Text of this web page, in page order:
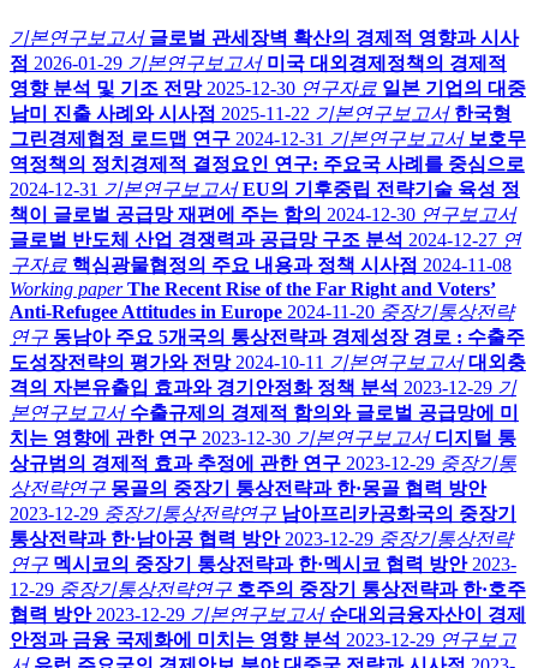
기본연구보고서 글로벌 관세장벽 확산의 경제적 영향과 시사
점 2026-01-29 기본연구보고서 미국 대외경제정책의 경제적
영향 분석 및 기조 전망 2025-12-30 연구자료 일본 기업의 대중
남미 진출 사례와 시사점 2025-11-22 기본연구보고서 한국형
그린경제협정 로드맵 연구 2024-12-31 기본연구보고서 보호무
역정책의 정치경제적 결정요인 연구: 주요국 사례를 중심으로
2024-12-31 기본연구보고서 EU의 기후중립 전략기술 육성 정
책이 글로벌 공급망 재편에 주는 함의 2024-12-30 연구보고서
글로벌 반도체 산업 경쟁력과 공급망 구조 분석 2024-12-27 연
구자료 핵심광물협정의 주요 내용과 정책 시사점 2024-11-08
Working paper The Recent Rise of the Far Right and Voters’
Anti-Refugee Attitudes in Europe 2024-11-20 중장기통상전략
연구 동남아 주요 5개국의 통상전략과 경제성장 경로 : 수출주
도성장전략의 평가와 전망 2024-10-11 기본연구보고서 대외충
격의 자본유출입 효과와 경기안정화 정책 분석 2023-12-29 기
본연구보고서 수출규제의 경제적 함의와 글로벌 공급망에 미
치는 영향에 관한 연구 2023-12-30 기본연구보고서 디지털 통
상규범의 경제적 효과 추정에 관한 연구 2023-12-29 중장기통
상전략연구 몽골의 중장기 통상전략과 한·몽골 협력 방안
2023-12-29 중장기통상전략연구 남아프리카공화국의 중장기
통상전략과 한·남아공 협력 방안 2023-12-29 중장기통상전략
연구 멕시코의 중장기 통상전략과 한·멕시코 협력 방안 2023-
12-29 중장기통상전략연구 호주의 중장기 통상전략과 한·호주
협력 방안 2023-12-29 기본연구보고서 순대외금융자산이 경제
안정과 금융 국제화에 미치는 영향 분석 2023-12-29 연구보고